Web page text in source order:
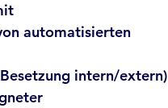
automatisierten
intern/extern)